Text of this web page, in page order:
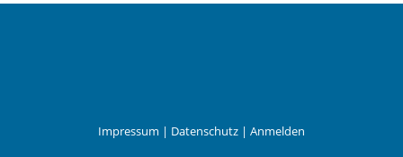
Impressum | Datenschutz | Anmelden